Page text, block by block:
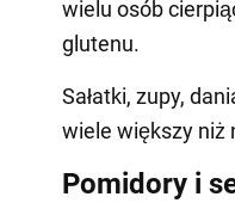
wielu osób
glutenu.
Sałatki, zupy,
wiele większy niż
Pomidory i